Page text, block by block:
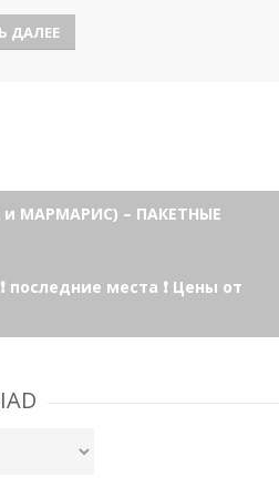
ДАЛЕЕ
МАРМАРИС) – ПАКЕТНЫЕ
последние места ❗ Цены от